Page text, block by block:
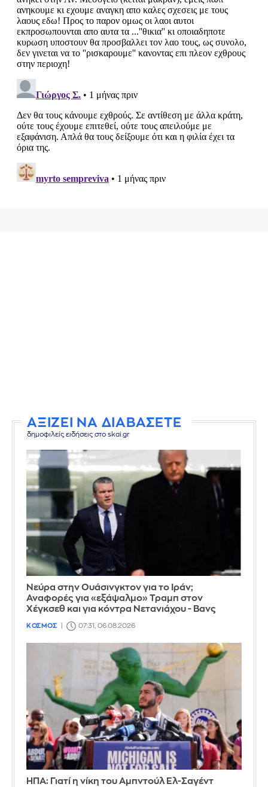
ΑΞΙΖΕΙ ΝΑ ΔΙΑΒΑΣΕΤΕ
δημοφιλείς ειδήσεις στο skai.gr
Νεύρα στην Ουάσινγκτον για το Ιράν;
Αναφορές για «εξάψαλμο» Τραμπ στον
Χέγκσεθ και για κόντρα Νετανιάχου - Βανς
ΚΟΣΜΟΣ 07:31, 06.08.2026
ΗΠΑ: Γιατί η νίκη του Αμπντούλ Ελ-Σαγέντ